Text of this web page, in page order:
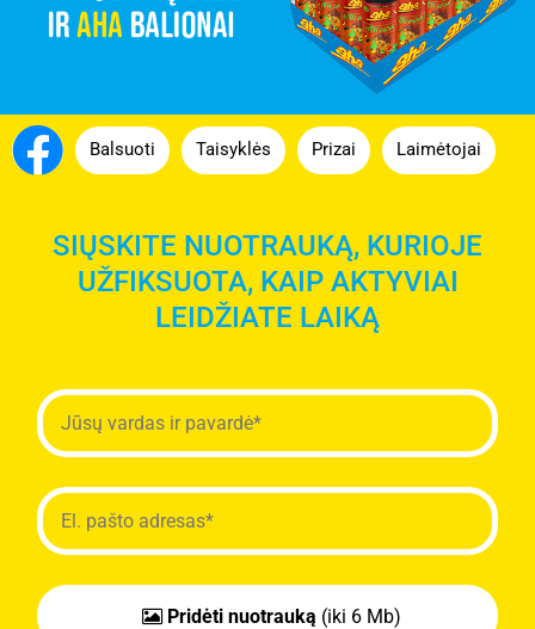
Balsuoti Taisyklės Prizai Laimėtojai
SIŲSKITE NUOTRAUKĄ, KURIOJE
UŽFIKSUOTA, KAIP AKTYVIAI
LEIDŽIATE LAIKĄ
Pridėti nuotrauką (iki 6 Mb)